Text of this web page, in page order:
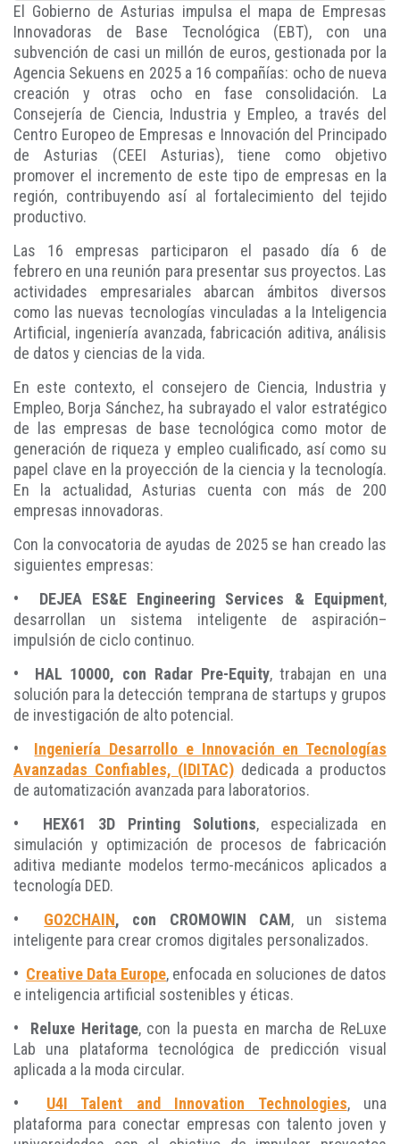
El Gobierno de Asturias impulsa el mapa de Empresas
Innovadoras de Base Tecnológica (EBT), con una
subvención de casi un millón de euros, gestionada por la
Agencia Sekuens en 2025 a 16 compañías: ocho de nueva
creación y otras ocho en fase consolidación. La
Consejería de Ciencia, Industria y Empleo, a través del
Centro Europeo de Empresas e Innovación del Principado
de Asturias (CEEI Asturias), tiene como objetivo
promover el incremento de este tipo de empresas en la
región, contribuyendo así al fortalecimiento del tejido
productivo.
Las 16 empresas participaron el pasado día 6 de
febrero en una reunión para presentar sus proyectos. Las
actividades empresariales abarcan ámbitos diversos
como las nuevas tecnologías vinculadas a la Inteligencia
Artificial, ingeniería avanzada, fabricación aditiva, análisis
de datos y ciencias de la vida.
En este contexto, el consejero de Ciencia, Industria y
Empleo, Borja Sánchez, ha subrayado el valor estratégico
de las empresas de base tecnológica como motor de
generación de riqueza y empleo cualificado, así como su
papel clave en la proyección de la ciencia y la tecnología.
En la actualidad, Asturias cuenta con más de 200
empresas innovadoras.
Con la convocatoria de ayudas de 2025 se han creado las
siguientes empresas:
• DEJEA ES&E Engineering Services & Equipment,
desarrollan un sistema inteligente de aspiración–
impulsión de ciclo continuo.
• HAL 10000, con Radar Pre-Equity, trabajan en una
solución para la detección temprana de startups y grupos
de investigación de alto potencial.
• Ingeniería Desarrollo e Innovación en Tecnologías
Avanzadas Confiables, (IDITAC) dedicada a productos
de automatización avanzada para laboratorios.
• HEX61 3D Printing Solutions, especializada en
simulación y optimización de procesos de fabricación
aditiva mediante modelos termo-mecánicos aplicados a
tecnología DED.
• GO2CHAIN, con CROMOWIN CAM, un sistema
inteligente para crear cromos digitales personalizados.
• Creative Data Europe, enfocada en soluciones de datos
e inteligencia artificial sostenibles y éticas.
• Reluxe Heritage, con la puesta en marcha de ReLuxe
Lab una plataforma tecnológica de predicción visual
aplicada a la moda circular.
• U4I Talent and Innovation Technologies, una
plataforma para conectar empresas con talento joven y